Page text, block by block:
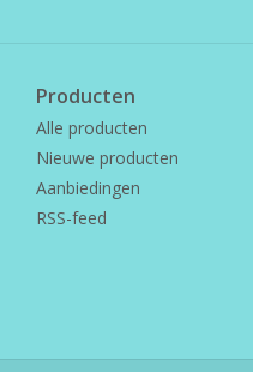
Producten
Alle producten
Nieuwe producten
Aanbiedingen
RSS-feed